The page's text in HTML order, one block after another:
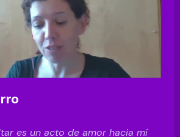
es un acto de amor hacia mí